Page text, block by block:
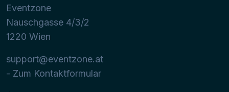
Eventzone
Nauschgasse 4/3/2
1220 Wien
support@eventzone.at
- Zum Kontaktformular